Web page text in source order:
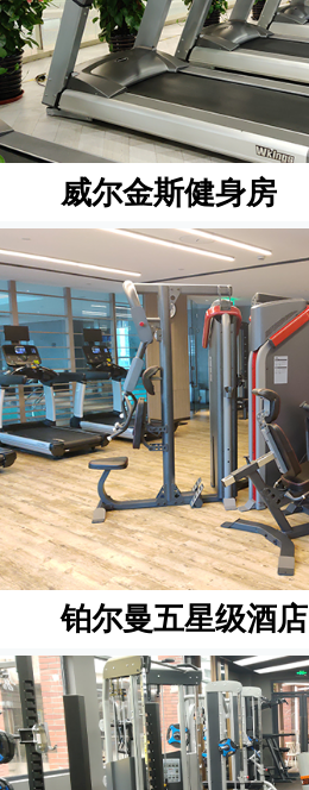
威尔金斯健身房
铂尔曼五星级酒店